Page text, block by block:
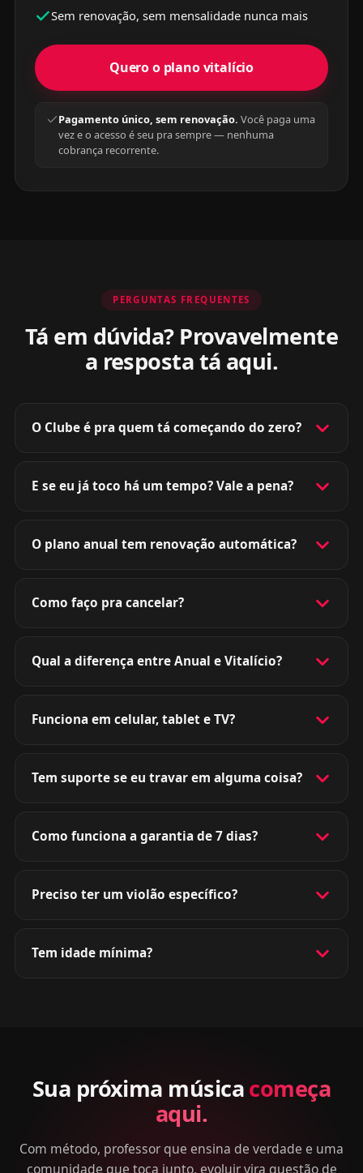
Sem renovação, sem mensalidade nunca mais
Quero o plano vitalício
Pagamento único, sem renovação. Você paga uma
vez e o acesso é seu pra sempre — nenhuma
cobrança recorrente.
PERGUNTAS FREQUENTES
Tá em dúvida? Provavelmente
a resposta tá aqui.
O Clube é pra quem tá começando do zero?
E se eu já toco há um tempo? Vale a pena?
O plano anual tem renovação automática?
Como faço pra cancelar?
Qual a diferença entre Anual e Vitalício?
Funciona em celular, tablet e TV?
Tem suporte se eu travar em alguma coisa?
Como funciona a garantia de 7 dias?
Preciso ter um violão específico?
Tem idade mínima?
Sua próxima músicacomeça
aqui.
Com método, professor que ensina de verdade e uma
comunidade que toca junto, evoluir vira questão de